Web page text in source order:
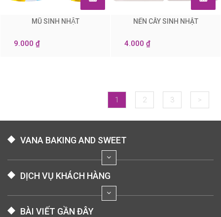
MŨ SINH NHẬT
9.000 ₫
NẾN CÂY SINH NHẬT
4.000 ₫
1 2 3 >
VANA BAKING AND SWEET
DỊCH VỤ KHÁCH HÀNG
BÀI VIẾT GẦN ĐÂY